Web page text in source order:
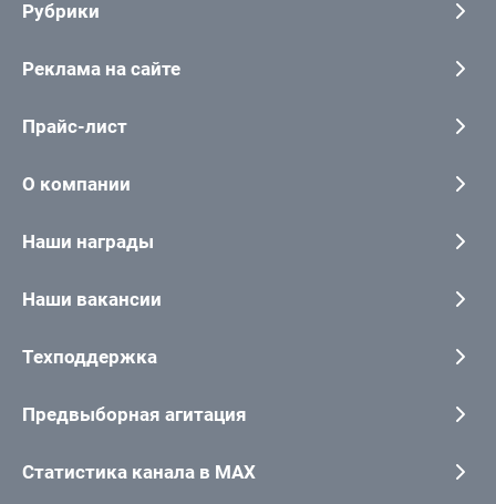
Рубрики
Реклама на сайте
Прайс-лист
О компании
Наши награды
Наши вакансии
Техподдержка
Предвыборная агитация
Статистика канала в MAX